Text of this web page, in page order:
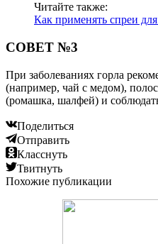
Читайте также:
Как применять спреи
СОВЕТ №3
При заболеваниях горла
(например, чай с медом),
(ромашка, шалфей) и
Поделиться
Отправить
Класснуть
Твитнуть
Похожие публикации